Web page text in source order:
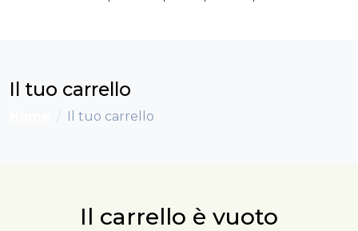
Il tuo carrello
Il tuo carrello
Il carrello è vuoto